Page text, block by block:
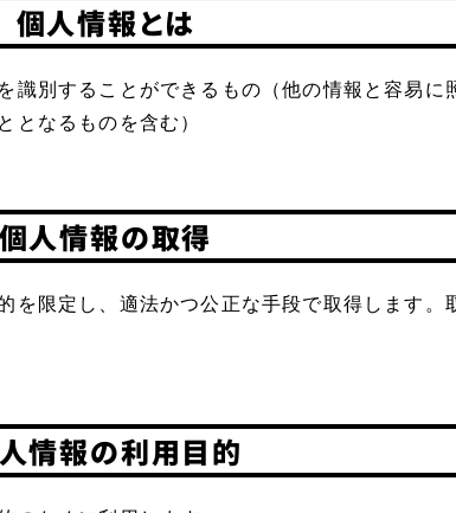
個人情報とは
別することができるもの（他の情報と容易に
なるものを含む）
個人情報の取得
を限定し、適法かつ公正な手段で取得します。
情報の利用目的